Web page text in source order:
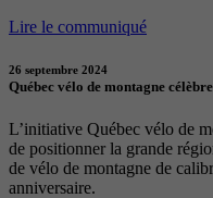
Lire le communiqué
26 septembre 2024
Québec vélo de montagne célèbre
L’initiative Québec vélo de
de positionner la grande
de vélo de montagne de
anniversaire.